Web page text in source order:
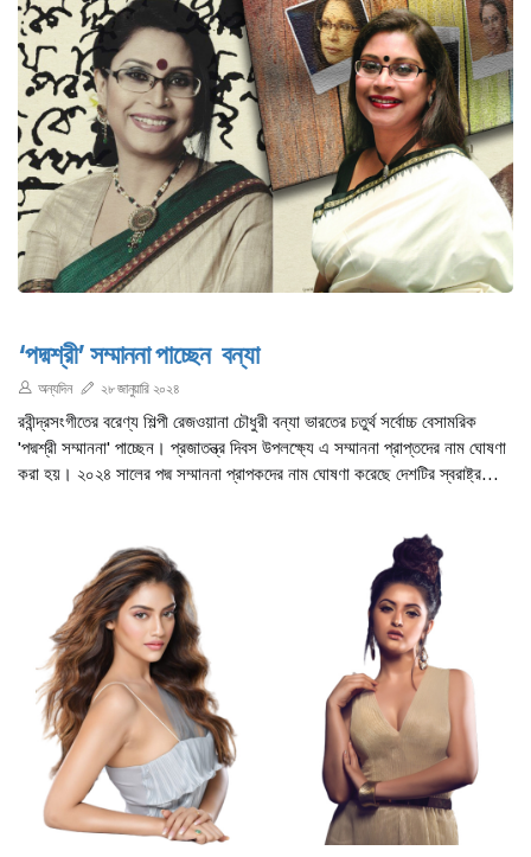
‘পদ্মশ্রী’ সম্মাননা পাচ্ছেন বন্যা
অন্যদিন ২৮ জানুয়ারি ২০২৪
রবীন্দ্রসংগীতের বরেণ্য শিল্পী রেজওয়ানা চৌধুরী বন্যা ভারতের চতুর্থ সর্বোচ্চ বেসামরিক
'পদ্মশ্রী সম্মাননা' পাচ্ছেন। প্রজাতন্ত্র দিবস উপলক্ষ্যে এ সম্মাননা প্রাপ্তদের নাম ঘোষণা
করা হয়। ২০২৪ সালের পদ্ম সম্মাননা প্রাপকদের নাম ঘোষণা করেছে দেশটির স্বরাষ্ট্র